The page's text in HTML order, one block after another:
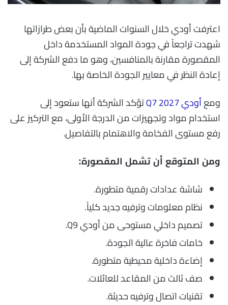
اعترفت أودي خلال السنوات الماضية بأن بعض طرازاتها
شهدت تراجعاً في جودة المواد المستخدمة داخل
المقصورة مقارنة بالمنافسين، وهو ما دفع الشركة إلى
إعادة النظر في معايير الجودة الخاصة بها.
ومعأودي Q7 2027
تؤكد الشركة أنها ستعود إلى
استخدام مواد وتجهيزات من الدرجة الأولى، مع التركيز على
رفع مستوى الفخامة والاهتمام بالتفاصيل.
ومن المتوقع أن تشمل المقصورة:
شاشة عدادات رقمية متطورة.
نظام معلومات وترفيه جديد كلياً.
تصميم داخلي مستوحى من أودي Q9.
خامات فاخرة عالية الجودة.
إضاءة داخلية محيطية متطورة.
صف ثالث من المقاعد للعائلات.
تقنيات اتصال وترفيه حديثة.